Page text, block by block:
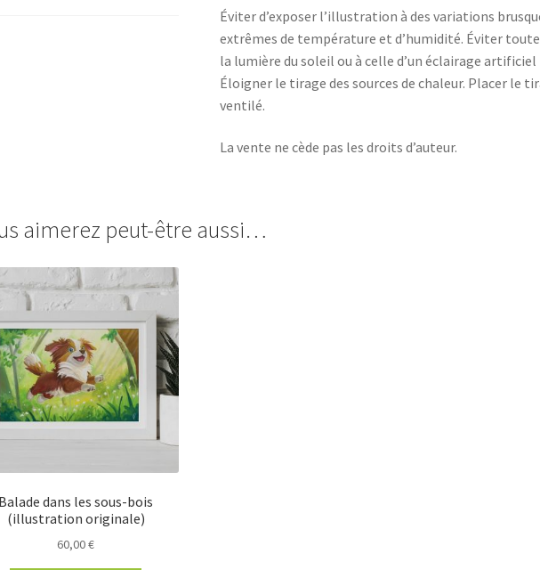
Éviter d’exposer l’illustration à des variations
extrêmes de température et d’humidité. Éviter
la lumière du soleil ou à celle d’un éclairage
Éloigner le tirage des sources de chaleur. Placer le
ventilé.
La vente ne cède pas les droits d’auteur.
aimerez peut-être aussi…
dans les sous-bois
(illustration originale)
60,00€